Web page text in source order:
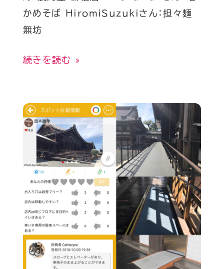
かめそば HiromiSuzukiさん：担々麺
無坊
続きを読む »
Today’s
Pick
#98
な
お
寺
の